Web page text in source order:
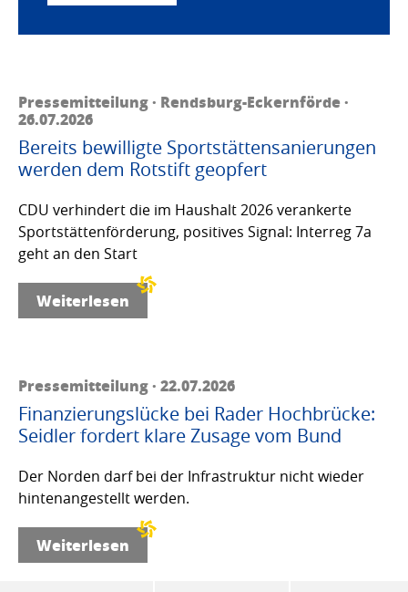
Pressemitteilung · Rendsburg-Eckernförde ·
26.07.2026
Bereits bewilligte Sportstättensanierungen
werden dem Rotstift geopfert
CDU verhindert die im Haushalt 2026 verankerte
Sportstättenförderung, positives Signal: Interreg 7a
geht an den Start
Weiterlesen
Pressemitteilung · 22.07.2026
Finanzierungslücke bei Rader Hochbrücke:
Seidler fordert klare Zusage vom Bund
Der Norden darf bei der Infrastruktur nicht wieder
hintenangestellt werden.
Weiterlesen